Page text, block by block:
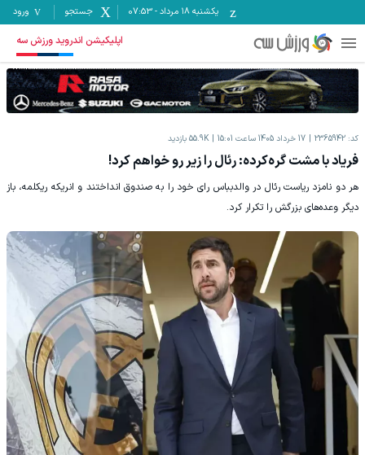
یکشنبه ۱۸ مرداد -
07:53 جستجو ورود
اپلیکیشن اندروید ورزش سه
کد: 2365942 17 خرداد 1405 ساعت 15:01 55.9K بازدید
فریاد با مشت گره‌کرده: رئال را زیر رو خواهم کرد!
هر دو نامزد ریاست رئال در والدبباس رای خود را به صندوق انداختند و انریکه ریکلمه، باز
دیگر وعده‌های بزرگش را تکرار کرد.